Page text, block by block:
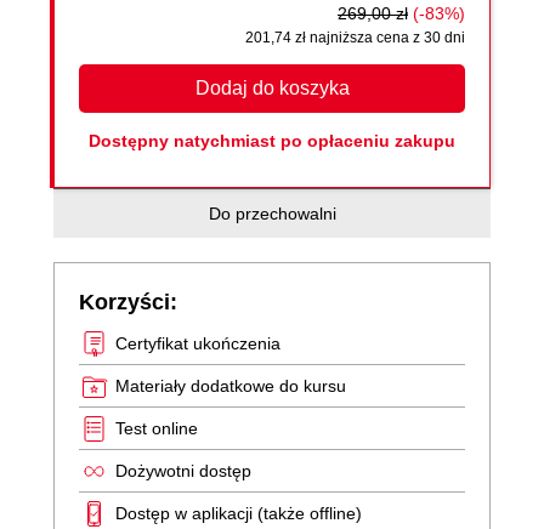
269,00 zł (-83%)
201,74 zł najniższa cena z 30 dni
Dodaj do koszyka
Dostępny natychmiast po opłaceniu zakupu
Do przechowalni
Korzyści:
Certyfikat ukończenia
Materiały dodatkowe do kursu
Test online
Dożywotni dostęp
Dostęp w aplikacji (także offline)